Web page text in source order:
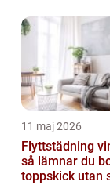
11 maj 2026
Flyttstädning
så lämnar du
toppskick utan